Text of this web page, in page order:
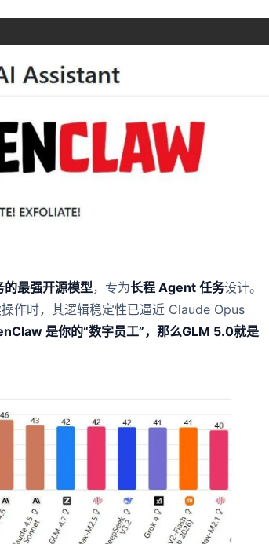
最强开源模型，专为长程 Agent 任务设计。
作时，其逻辑稳定性已逼近 Claude Opus
是你的“数字员工”，那么GLM 5.0就是